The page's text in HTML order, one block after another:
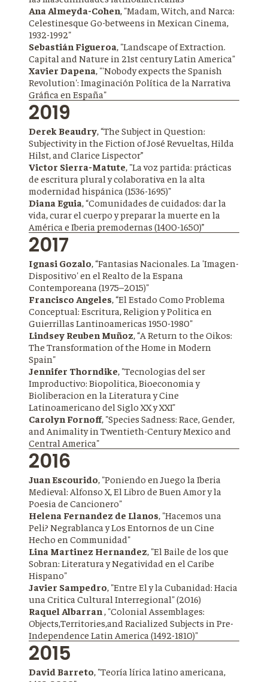
Ana Almeyda-Cohen, "Madam, Witch, and Narca:
Celestinesque Go-betweens in Mexican Cinema,
1932-1992"
Sebastián Figueroa, "Landscape of Extraction.
Capital and Nature in 21st century Latin America"
Xavier Dapena, "'Nobody expects the Spanish
Revolution': Imaginación Política de la Narrativa
Gráfica en España"
2019
Derek Beaudry, “The Subject in Question:
Subjectivity in the Fiction of José Revueltas, Hilda
Hilst, and Clarice Lispector”
Victor Sierra-Matute, "La voz partida: prácticas
de escritura plural y colaborativa en la alta
modernidad hispánica (1536-1695)"
Diana Eguia, “Comunidades de cuidados: dar la
vida, curar el cuerpo y preparar la muerte en la
América e Iberia premodernas (1400-1650)”
2017
Ignasi Gozalo, “Fantasias Nacionales. La 'Imagen-
Dispositivo' en el Realto de la Espana
Contemporeana (1975–2015)"
Francisco Angeles, “El Estado Como Problema
Conceptual: Escritura, Religion y Politica en
Guierrillas Lantinoamericas 1950-1980"
Lindsey Reuben Muñoz, “A Return to the Oikos:
The Transformation of the Home in Modern
Spain"
Jennifer Thorndike, "Tecnologias del ser
Improductivo: Biopolitica, Bioeconomia y
Bioliberacion en la Literatura y Cine
Latinoamericano del Siglo XX y XXI"
Carolyn Fornoff, "Species Sadness: Race, Gender,
and Animality in Twentieth-Century Mexico and
Central America"
2016
Juan Escourido, "Poniendo en Juego la Iberia
Medieval: Alfonso X, El Libro de Buen Amor y la
Poesia de Cancionero"
Helena Fernandez de Llanos, "Hacemos una
Peli? Negrablanca y Los Entornos de un Cine
Hecho en Communidad"
Lina Martinez Hernandez, "El Baile de los que
Sobran: Literatura y Negatividad en el Caribe
Hispano"
Javier Sampedro, "Entre El y la Cubanidad: Hacia
una Critica Cultural Interregional" (2016)
Raquel Albarran , "Colonial Assemblages:
Objects,Territories,and Racialized Subjects in Pre-
Independence Latin America (1492-1810)"
2015
David Barreto, "Teoría lírica latino americana,